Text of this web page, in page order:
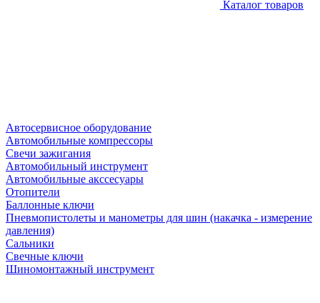
Каталог товаров
Автосервисное оборудование
Автомобильные компрессоры
Свечи зажигания
Автомобильный инструмент
Автомобильные акссесуары
Отопители
Баллонные ключи
Пневмопистолеты и манометры для шин (накачка - измерение
давления)
Сальники
Свечные ключи
Шиномонтажный инструмент